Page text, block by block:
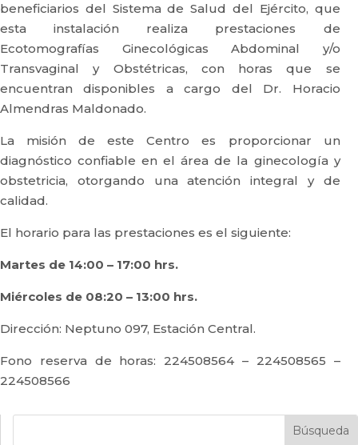
beneficiarios del Sistema de Salud del Ejército, que
esta instalación realiza prestaciones de
Ecotomografías Ginecológicas Abdominal y/o
Transvaginal y Obstétricas, con horas que se
encuentran disponibles a cargo del Dr. Horacio
Almendras Maldonado.
La misión de este Centro es proporcionar un
diagnóstico confiable en el área de la ginecología y
obstetricia, otorgando una atención integral y de
calidad.
El horario para las prestaciones es el siguiente:
Martes de 14:00 – 17:00 hrs.
Miércoles de 08:20 – 13:00 hrs.
Dirección: Neptuno 097, Estación Central.
Fono reserva de horas: 224508564 – 224508565 –
224508566